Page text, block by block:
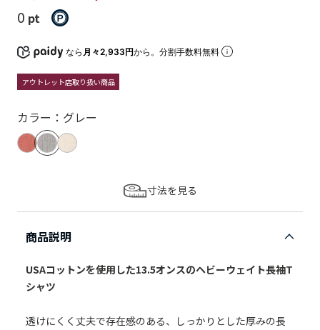
0 pt
なら 月々2,933円から。分割手数料無料
アウトレット店取り扱い商品
カラー：グレー
寸法を見る
商品説明
USAコットンを使用した13.5オンスのヘビーウェイト長袖T
シャツ
透けにくく丈夫で存在感のある、しっかりとした厚みの長